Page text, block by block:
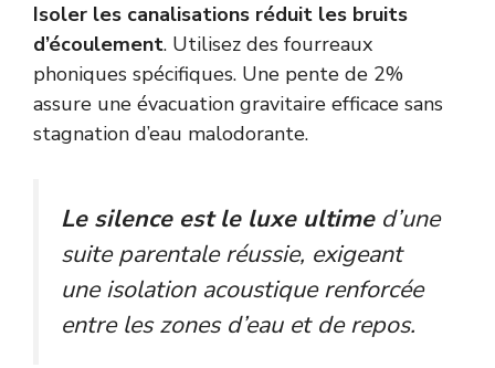
Isoler les canalisations réduit les bruits
d’écoulement. Utilisez des fourreaux
phoniques spécifiques. Une pente de 2%
assure une évacuation gravitaire efficace sans
stagnation d’eau malodorante.
Le silence est le luxe ultimed’une
suite parentale réussie, exigeant
une isolation acoustique renforcée
entre les zones d’eau et de repos.